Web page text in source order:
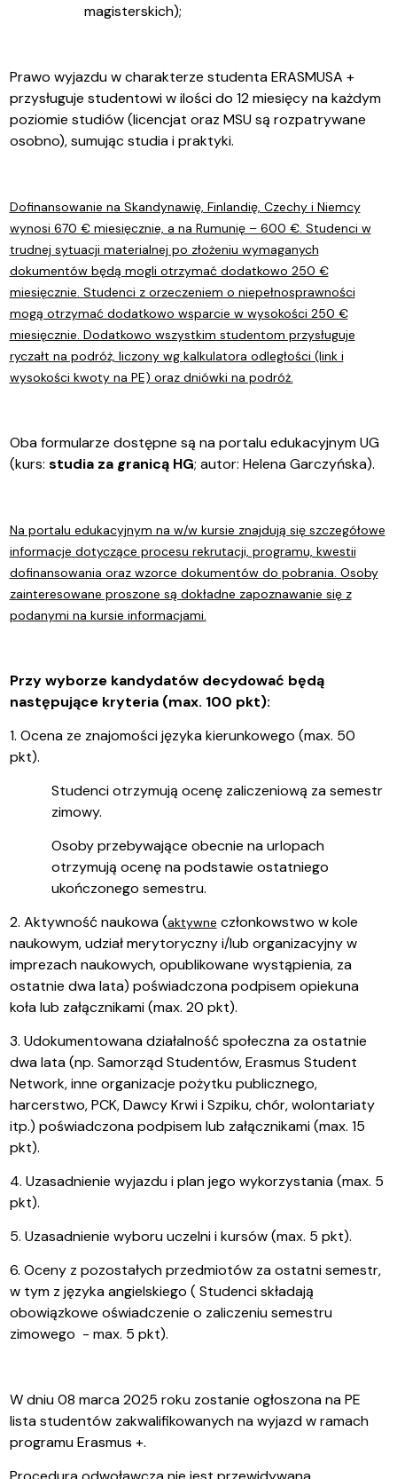
magisterskich);
Prawo wyjazdu w charakterze studenta ERASMUSA +
przysługuje studentowi w ilości do 12 miesięcy na każdym
poziomie studiów (licencjat oraz MSU są rozpatrywane
osobno), sumując studia i praktyki.
Dofinansowanie na Skandynawię, Finlandię, Czechy i Niemcy
wynosi 670 €miesięcznie, a na Rumunię – 600 €. Studenci w
trudnej sytuacji materialnej po złożeniu wymaganych
dokumentów będą mogli otrzymać dodatkowo 250 €
miesięcznie. Studenci z orzeczeniem o niepełnosprawności
mogą otrzymać dodatkowo wsparcie w wysokości 250 €
miesięcznie. Dodatkowo wszystkim studentom przysługuje
ryczałt na podróż, liczony wg kalkulatora odległości (link i
wysokości kwoty na PE) oraz dniówki na podróż.
Oba formularze dostępne są na portalu edukacyjnym UG
(kurs: studia za granicą HG; autor: Helena Garczyńska).
Na portalu edukacyjnym na w/w kursie znajdują się szczegółowe
informacje dotyczące procesu rekrutacji, programu, kwestii
dofinansowania oraz wzorce dokumentów do pobrania. Osoby
zainteresowane proszone są dokładne zapoznawanie się z
podanymi na kursie informacjami.
Przy wyborze kandydatów decydować będą
następujące kryteria (max. 100 pkt):
1. Ocena ze znajomości języka kierunkowego (max. 50
pkt).
Studenci otrzymują ocenę zaliczeniową za semestr
zimowy.
Osoby przebywające obecnie na urlopach
otrzymują ocenę na podstawie ostatniego
ukończonego semestru.
2. Aktywność naukowa (aktywne członkowstwo w kole
naukowym, udział merytoryczny i/lub organizacyjny w
imprezach naukowych, opublikowane wystąpienia, za
ostatnie dwa lata) poświadczona podpisem opiekuna
koła lub załącznikami (max. 20 pkt).
3. Udokumentowana działalność społeczna za ostatnie
dwa lata (np. Samorząd Studentów, Erasmus Student
Network, inne organizacje pożytku publicznego,
harcerstwo, PCK, Dawcy Krwi i Szpiku, chór, wolontariaty
itp.) poświadczona podpisem lub załącznikami (max. 15
pkt).
4. Uzasadnienie wyjazdu i plan jego wykorzystania (max. 5
pkt).
5. Uzasadnienie wyboru uczelni i kursów (max. 5 pkt).
6. Oceny z pozostałych przedmiotów za ostatni semestr,
w tym z języka angielskiego ( Studenci składają
obowiązkowe oświadczenie o zaliczeniu semestru
zimowego - max. 5 pkt).
W dniu 08 marca 2025 roku zostanie ogłoszona na PE
lista studentów zakwalifikowanych na wyjazd w ramach
programu Erasmus +.